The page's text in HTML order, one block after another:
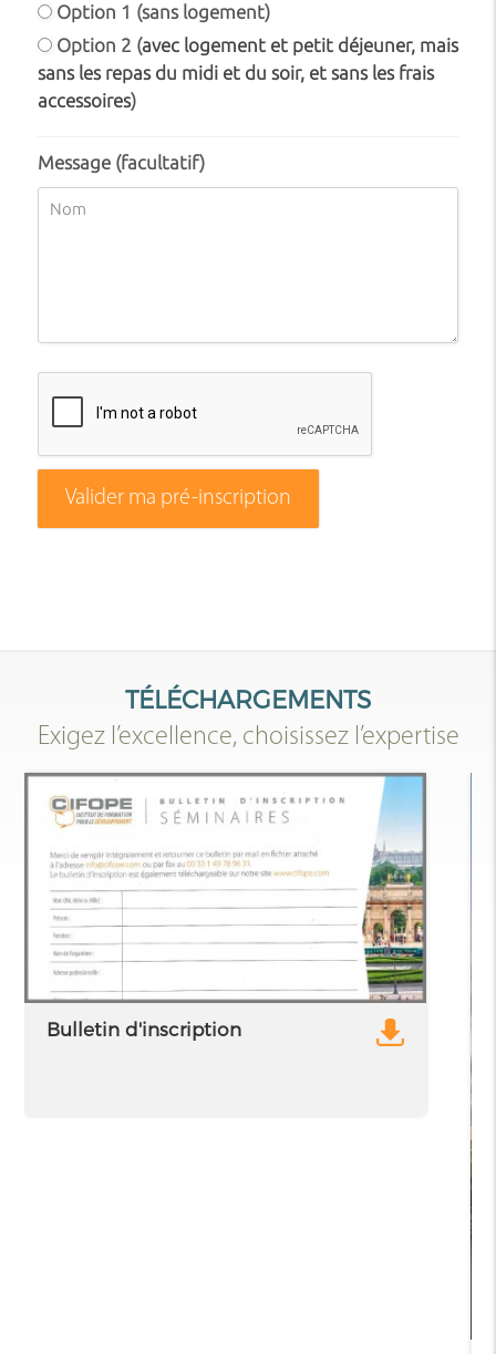
Option 1 (sans logement)
Option 2 (avec logement et petit déjeuner, mais
sans les repas du midi et du soir, et sans les frais
accessoires)
Message (facultatif)
Valider ma pré-inscription
TÉLÉCHARGEMENTS
Exigez l’excellence, choisissez l’expertise
Bulletin d'inscription